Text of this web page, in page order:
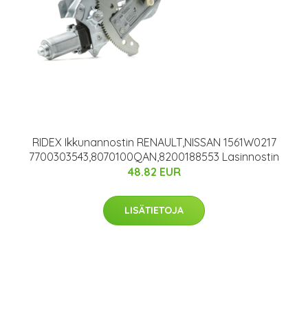
RIDEX Ikkunannostin RENAULT,NISSAN 1561W0217
7700303543,8070100QAN,8200188553 Lasinnostin
48.82 EUR
LISÄTIETOJA